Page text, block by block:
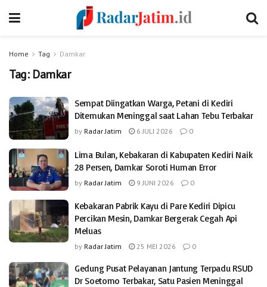
Home Tag Damkar
Tag: Damkar
Sempat Diingatkan Warga, Petani di Kediri
Ditemukan Meninggal saat Lahan Tebu Terbakar
by Radar Jatim 6 JULI 2026 0
Lima Bulan, Kebakaran di Kabupaten Kediri Naik
28 Persen, Damkar Soroti Human Error
by Radar Jatim 9 JUNI 2026 0
Kebakaran Pabrik Kayu di Pare Kediri Dipicu
Percikan Mesin, Damkar Bergerak Cegah Api
Meluas
by Radar Jatim 25 MEI 2026 0
Gedung Pusat Pelayanan Jantung Terpadu RSUD
Dr Soetomo Terbakar, Satu Pasien Meninggal